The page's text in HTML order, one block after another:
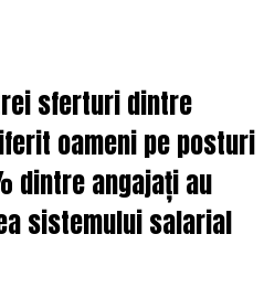
sferturi dintre
oameni pe posturi
dintre angajați au
sistemului salarial